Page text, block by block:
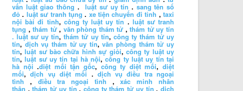
vấn luật giao thông .luật sư uy tín . sang tên sổ
đỏ . luật sư tranh tụng . xe tiện chuyến đi tỉnh ,taxi
nội bài đi tỉnh, công ty luật uy tín. luật sư tranh
tụng ,thám tử, văn phòng thám tử ,thám tử uy tín
. luật sư uy tín,thám tử uy tín, công ty thám tử uy
tín,dịch vụ thám tử uy tín,văn phòng thám tử uy
tín,luật sư bào chữa hình sự giỏi, công ty luật uy
tín,luật sư uy tín tại hà nội,công ty luật uy tín tại
hà nội.diệt mối tận gốc, công ty diệt mối,diệt
mối,dịch vụ diệt mối . dịch vụ điều tra ngoại
tình , điều tra ngoại tình ,xác minh nhân
thân ,thám tử uy tín,công ty thám tử uy tín ,dịch